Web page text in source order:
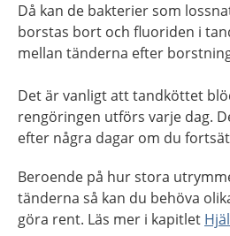
Då kan de bakterier som
borstas bort och fluoriden i
mellan tänderna efter
Det är vanligt att tandköttet
rengöringen utförs varje dag.
efter några dagar om du
Beroende på hur stora
tänderna så kan du behöva
göra rent. Läs mer i kapitlet